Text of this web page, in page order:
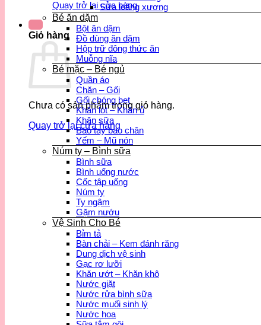
Quay trở lại cửa hàng
Giỏ hàng
Chưa có sản phẩm trong giỏ hàng.
Quay trở lại cửa hàng
Sữa loãng xương
Bé ăn dặm
Bột ăn dặm
Đồ dùng ăn dặm
Hộp trữ đông thức ăn
Muỗng nĩa
Bé mặc – Bé ngủ
Quần áo
Chăn – Gối
Gối chóng bẹt
Khăn lót – Khăn ủ
Khăn sữa
Bao tay bao chân
Yếm – Mũ nón
Núm ty – Bình sữa
Bình sữa
Bình uống nước
Cốc tập uống
Núm ty
Ty ngậm
Gặm nướu
Vệ Sinh Cho Bé
Bỉm tả
Bàn chải – Kem đánh răng
Dung dịch vệ sinh
Gạc rơ lưỡi
Khăn ướt – Khăn khô
Nước giặt
Nước rửa bình sữa
Nước muối sinh lý
Nước hoa